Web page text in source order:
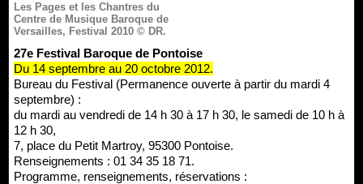
Les Pages et les Chantres du
Centre de Musique Baroque de
Versailles, Festival 2010 © DR.
27e Festival Baroque de Pontoise
Du 14 septembre au 20 octobre 2012.
Bureau du Festival (Permanence ouverte à partir du mardi 4
septembre) :
du mardi au vendredi de 14 h 30 à 17 h 30, le samedi de 10 h à
12 h 30,
7, place du Petit Martroy, 95300 Pontoise.
Renseignements : 01 34 35 18 71.
Programme, renseignements, réservations :